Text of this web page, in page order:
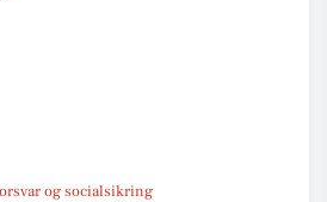
og socialsikring